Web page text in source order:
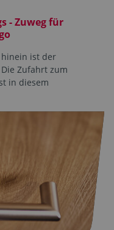
- Zuweg für
ist der
Zufahrt zum
in diesem